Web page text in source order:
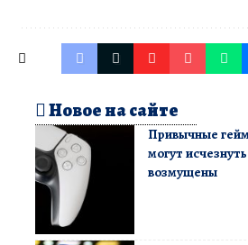
Новое на сайте
Привычные
могут
возмущены